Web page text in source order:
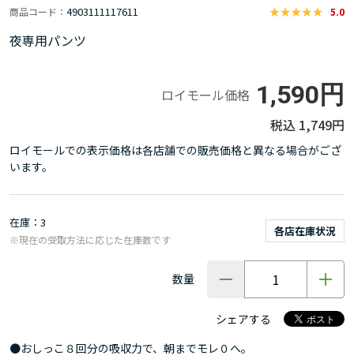
商品コード 4903111117611 5.0
夜専用パンツ
ロイモール価格 1,590円
1,749円
ロイモールでの表示価格は各店舗での販売価格と異なる場合がござ
います。
在庫 3
各店在庫状況
※現在の受取方法に応じた在庫数です
数量
シェアする
●おしっこ８回分の吸収力で、朝までモレ０へ。